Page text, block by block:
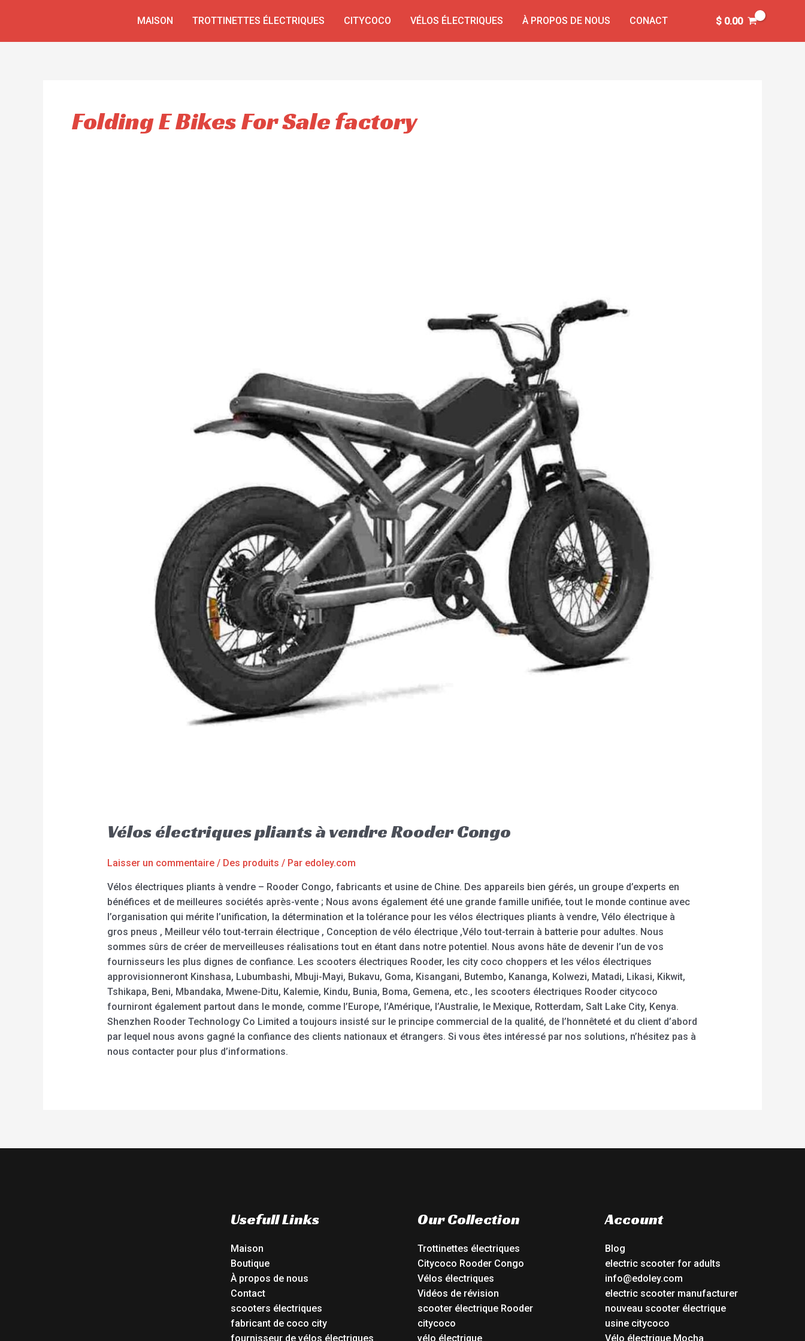
MAISON TROTTINETTES ÉLECTRIQUES CITYCOCO VÉLOS ÉLECTRIQUES À PROPOS DE NOUS CONACT $0.00
Folding E Bikes For Sale factory
Vélos électriques pliants à vendre Rooder Congo
Laisser un commentaire / Des produits / Par edoley.com
Vélos électriques pliants à vendre – Rooder Congo, fabricants et usine de Chine. Des appareils bien gérés, un groupe d’experts en
bénéfices et de meilleures sociétés après-vente ; Nous avons également été une grande famille unifiée, tout le monde continue avec
l’organisation qui mérite l’unification, la détermination et la tolérance pour les vélos électriques pliants à vendre, Vélo électrique à
gros pneus , Meilleur vélo tout-terrain électrique , Conception de vélo électrique ,Vélo tout-terrain à batterie pour adultes. Nous
sommes sûrs de créer de merveilleuses réalisations tout en étant dans notre potentiel. Nous avons hâte de devenir l’un de vos
fournisseurs les plus dignes de confiance. Les scooters électriques Rooder, les city coco choppers et les vélos électriques
approvisionneront Kinshasa, Lubumbashi, Mbuji-Mayi, Bukavu, Goma, Kisangani, Butembo, Kananga, Kolwezi, Matadi, Likasi, Kikwit,
Tshikapa, Beni, Mbandaka, Mwene-Ditu, Kalemie, Kindu, Bunia, Boma, Gemena, etc., les scooters électriques Rooder citycoco
fourniront également partout dans le monde, comme l’Europe, l’Amérique, l’Australie, le Mexique, Rotterdam, Salt Lake City, Kenya.
Shenzhen Rooder Technology Co Limited a toujours insisté sur le principe commercial de la qualité, de l’honnêteté et du client d’abord
par lequel nous avons gagné la confiance des clients nationaux et étrangers. Si vous êtes intéressé par nos solutions, n’hésitez pas à
nous contacter pour plus d’informations.
Usefull Links
Maison
Boutique
À propos de nous
Contact
scooters électriques
fabricant de coco city
fournisseur de vélos électriques
Our Collection
Trottinettes électriques
Citycoco Rooder Congo
Vélos électriques
Vidéos de révision
scooter électrique Rooder
citycoco
vélo électrique
Account
Blog
electric scooter for adults
info@edoley.com
electric scooter manufacturer
nouveau scooter électrique
usine citycoco
Vélo électrique Mocha